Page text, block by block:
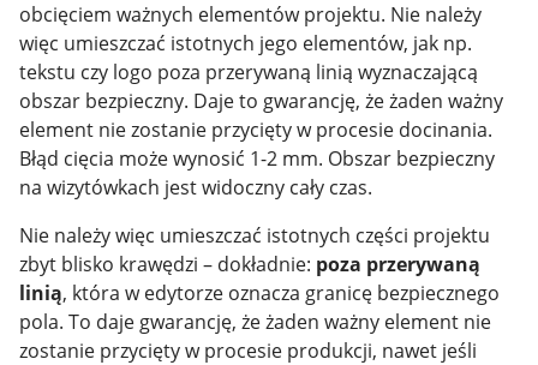
obcięciem ważnych elementów projektu. Nie należy
więc umieszczać istotnych jego elementów, jak np.
tekstu czy logo poza przerywaną linią wyznaczającą
obszar bezpieczny. Daje to gwarancję, że żaden ważny
element nie zostanie przycięty w procesie docinania.
Błąd cięcia może wynosić 1-2 mm. Obszar bezpieczny
na wizytówkach jest widoczny cały czas.
Nie należy więc umieszczać istotnych części projektu
zbyt blisko krawędzi – dokładnie: poza przerywaną
linią, która w edytorze oznacza granicę bezpiecznego
pola. To daje gwarancję, że żaden ważny element nie
zostanie przycięty w procesie produkcji, nawet jeśli